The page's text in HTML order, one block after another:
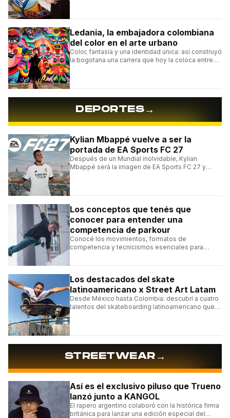
Ledania, la embajadora colombiana
del color en el arte urbano
Color, fantasía y una identidad única: así construyó
la bogotana una carrera que hoy la coloca entre
DEPORTES→
Kylian Mbappé vuelve a ser la
portada de EA Sports FC 27
Después de un Mundial inolvidable, Kylian
Mbappé será la imagen de EA Sports FC 27 y
Los conceptos que tenés que
conocer para entender una
competencia de parkour
Conocé los movimientos, formatos de
competencia y tecnicismos esenciales para
Los destacados del skate
latinoamericano x Street Art Latam
Desde México hasta Colombia: descubrí a cuatro
talentos del skateboarding latinoamericano que
STREETWEAR→
Así es el exclusivo piluso que Trueno
lanzó junto a KANGOL
El rapero argentino colaboró con la histórica firma
británica para lanzar una edición especial del